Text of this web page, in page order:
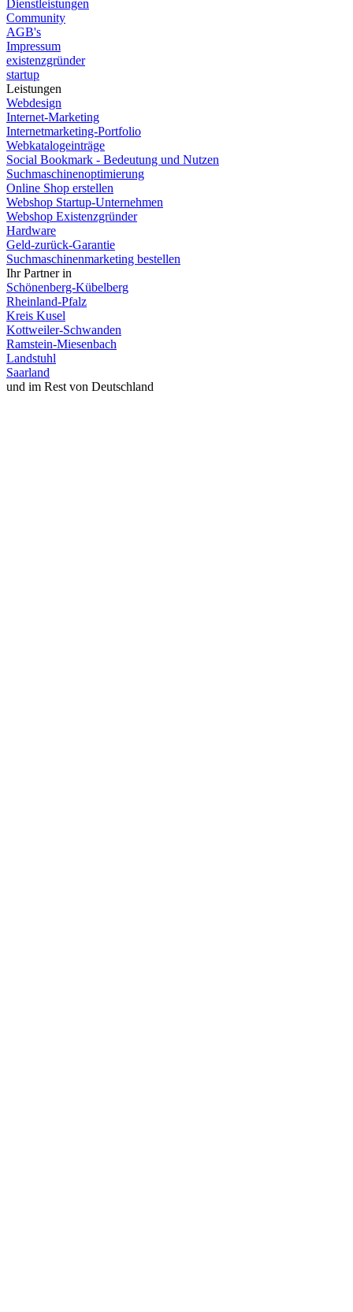
Dienstleistungen
Community
AGB's
Impressum
existenzgründer
startup
Leistungen
Webdesign
Internet-Marketing
Internetmarketing-Portfolio
Webkatalogeinträge
Social Bookmark - Bedeutung und Nutzen
Suchmaschinenoptimierung
Online Shop erstellen
Webshop Startup-Unternehmen
Webshop Existenzgründer
Hardware
Geld-zurück-Garantie
Suchmaschinenmarketing bestellen
Ihr Partner in
Schönenberg-Kübelberg
Rheinland-Pfalz
Kreis Kusel
Kottweiler-Schwanden
Ramstein-Miesenbach
Landstuhl
Saarland
und im Rest von Deutschland